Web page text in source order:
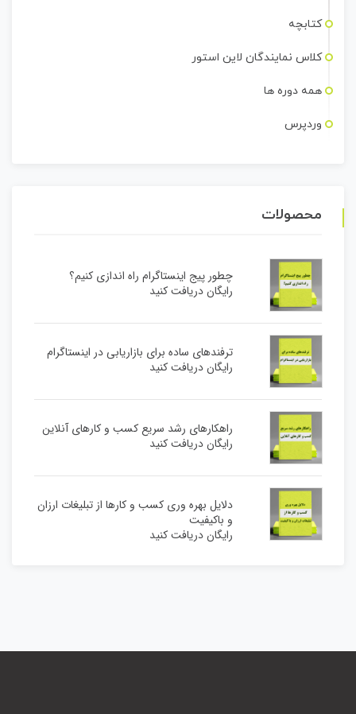
کتابچه
کلاس نمایندگان لاین استور
همه دوره ها
وردپرس
محصولات
چطور پیج اینستاگرام راه اندازی کنیم؟
رایگان دریافت کنید
ترفندهای ساده برای بازاریابی در اینستاگرام
رایگان دریافت کنید
راهکارهای رشد سریع کسب و کارهای آنلاین
رایگان دریافت کنید
دلایل بهره وری کسب و کارها از تبلیغات ارزان
و باکیفیت
رایگان دریافت کنید